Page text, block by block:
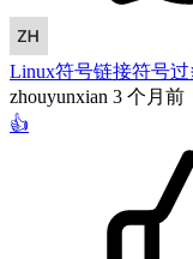
Linux符号链接符号
zhouyunxian 3 个月前
👍